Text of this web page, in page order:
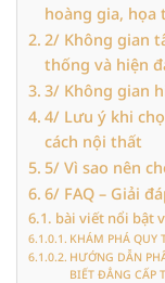
hoàng gia, họa
2/ Không gian
thống và hiện
3/ Không gian
4/ Lưu ý khi
cách nội thất
5/ Vì sao nên
6/ FAQ – Giải
bài viết nổi bật
KHÁM PHÁ QUY
HƯỚNG DẪN
BIẾT ĐẲNG CẤP